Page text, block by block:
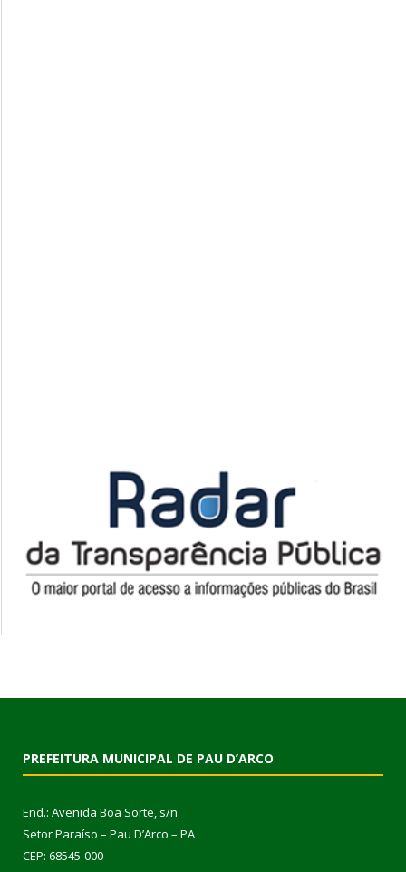
PREFEITURA MUNICIPAL DE PAU D’ARCO
End.: Avenida Boa Sorte, s/n
Setor Paraíso – Pau D’Arco – PA
CEP: 68545-000